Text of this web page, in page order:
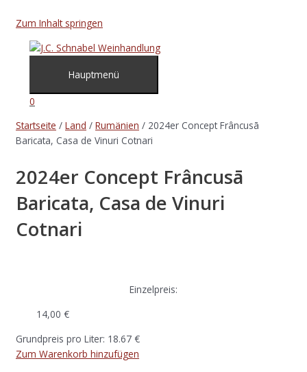
Zum Inhalt springen
Hauptmenü
0
Startseite / Land / Rumänien / 2024er Concept Frâncusā
Baricata, Casa de Vinuri Cotnari
2024er Concept Frâncusā
Baricata, Casa de Vinuri
Cotnari
Einzelpreis:
14,00 €
Grundpreis pro Liter: 18.67 €
Zum Warenkorb hinzufügen